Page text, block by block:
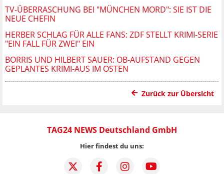
TV-ÜBERRASCHUNG BEI "MÜNCHEN MORD": SIE IST DIE
NEUE CHEFIN
HERBER SCHLAG FÜR ALLE FANS: ZDF STELLT KRIMI-SERIE
"EIN FALL FÜR ZWEI" EIN
BORRIS UND HILBERT SAUER: OB-AUFSTAND GEGEN
GEPLANTES KRIMI-AUS IM OSTEN
Zurück zur Übersicht
TAG24 NEWS Deutschland GmbH
Hier findest du uns: